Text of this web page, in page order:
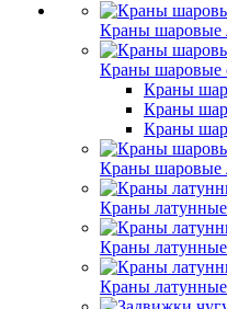
Краны шаровые
Краны шаровые
Краны
Краны
Краны
Краны шаровые
Краны
Краны
Краны